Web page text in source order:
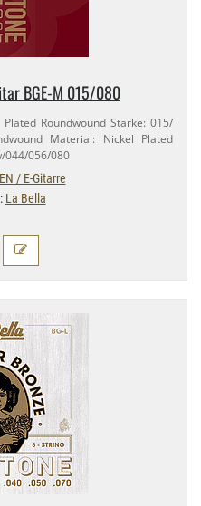
BGE-​M 015/​080
Roundwound Stärke: 015/​
Material: Nickel Plated
​044/​056/​080
/ E-Gitarre
La Bella